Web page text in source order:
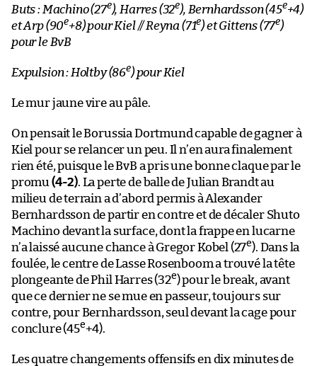
Buts : Machino (27e), Harres (32e), Bernhardsson (45e+4)
et Arp (90e+8) pour Kiel // Reyna (71e) et Gittens (77e)
pour le BvB
Expulsion : Holtby (86e) pour Kiel
Le mur jaune vire au pâle.
On pensait le Borussia Dortmund capable de gagner à
Kiel pour se relancer un peu. Il n’en aura finalement
rien été, puisque le BvB a pris une bonne claque par le
promu (4-2). La perte de balle de Julian Brandt au
milieu de terrain a d’abord permis à Alexander
Bernhardsson de partir en contre et de décaler Shuto
Machino devant la surface, dont la frappe en lucarne
n’a laissé aucune chance à Gregor Kobel (27e). Dans la
foulée, le centre de Lasse Rosenboom a trouvé la tête
plongeante de Phil Harres (32e) pour le break, avant
que ce dernier ne se mue en passeur, toujours sur
contre, pour Bernhardsson, seul devant la cage pour
conclure (45e+4).
Les quatre changements offensifs en dix minutes de